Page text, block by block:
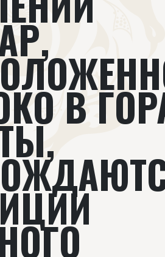
Всемирное общество
Подкасты
Видеолекторий
В